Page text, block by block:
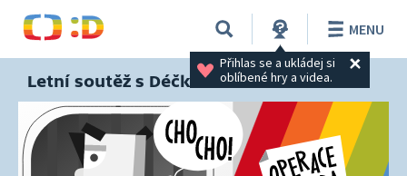
Přihlas se a ukládej si
oblíbené hry a videa.
MENU
Letní soutěž s Déčkem